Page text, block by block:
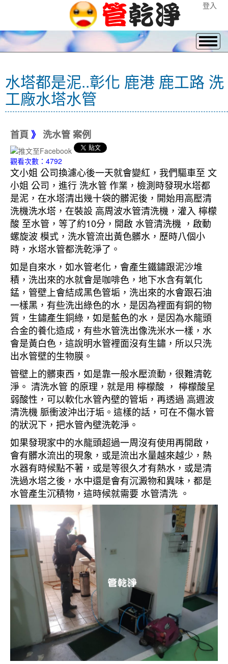
登入
水塔都是泥..彰化 鹿港 鹿工路 洗
工廠水塔水管
首頁 》 洗水管 案例
觀看次數：4792
文小姐 公司換濾心後一天就會變紅，我們驅車至 文
小姐 公司，進行 洗水管 作業，檢測時發現水塔都
是泥，在水塔清出幾十袋的髒泥後，開始用高壓清
洗機洗水塔，在裝設 高周波水管清洗機，灌入 檸檬
酸 至水管，等了約10分，開啟 水管清洗機 ，啟動
螺旋波 模式，洗水管流出黃色髒水，歷時八個小
時，水塔水管都洗乾淨了。
如是自來水，如水管老化，會產生鐵鏽跟泥沙堆
積，洗出來的水就會是咖啡色，地下水含有氧化
錳，管壁上會結成黑色管垢，洗出來的水會跟石油
一樣黑，有些洗出綠色的水，是因為裡面有銅的物
質，生鏽產生銅綠，如是藍色的水，是因為水龍頭
合金的養化造成，有些水管洗出像洗米水一樣，水
會是黃白色，這說明水管裡面沒有生鏽，所以只洗
出水管壁的生物膜。
管壁上的髒東西，如是靠一般水壓流動，很難清乾
淨。 清洗水管 的原理，就是用 檸檬酸 ， 檸檬酸呈
弱酸性，可以軟化水管內壁的管垢，再透過 高週波
清洗機 脈衝波沖出汙垢。這樣的話，可在不傷水管
的狀況下，把水管內壁洗乾淨。
如果發現家中的水龍頭超過一周沒有使用再開啟，
會有髒水流出的現象，或是流出水量越來越少，熱
水器有時候點不著，或是等很久才有熱水，或是清
洗過水塔之後，水中還是會有沉澱物和異味，都是
水管產生沉積物，這時候就需要 水管清洗 。